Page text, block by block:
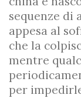
sequenze di
appesa al
che la
mentre
per